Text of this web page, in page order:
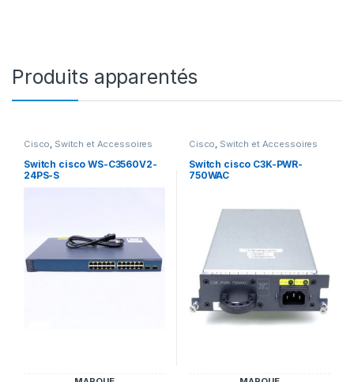
Produits apparentés
Cisco, Switch et Accessoires
Switch cisco WS-C3560V2-
24PS-S
Cisco, Switch et Accessoires
Switch cisco C3K-PWR-
750WAC